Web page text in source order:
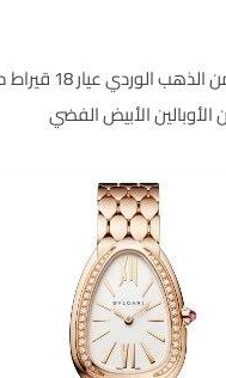
ساعة سيربنتي من
الأبيض الفضي